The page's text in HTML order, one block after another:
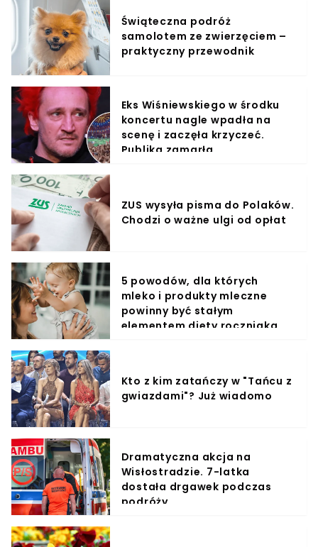
Świąteczna podróż
samolotem ze zwierzęciem –
praktyczny przewodnik
Eks Wiśniewskiego w środku
koncertu nagle wpadła na
scenę i zaczęła krzyczeć.
Publika zamarła
ZUS wysyła pisma do Polaków.
Chodzi o ważne ulgi od opłat
5 powodów, dla których
mleko i produkty mleczne
powinny być stałym
elementem diety roczniaka
Kto z kim zatańczy w "Tańcu z
gwiazdami"? Już wiadomo
Dramatyczna akcja na
Wisłostradzie. 7-latka
dostała drgawek podczas
podróży